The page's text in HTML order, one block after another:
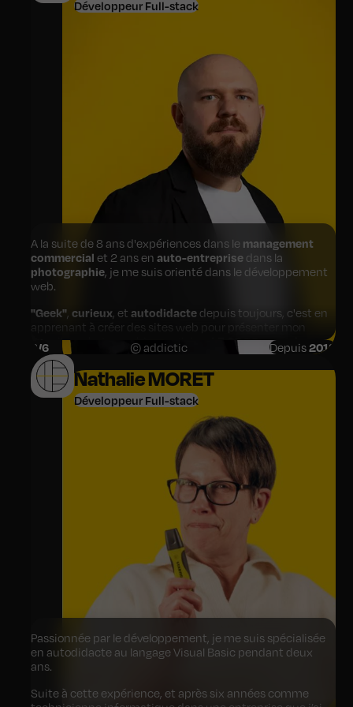
Développeur Full-stack
A la suite de 8 ans d'expériences dans le management
commercial et 2 ans en auto-entreprisedans la
photographie, je me suis orienté dans le développement
web.
"Geek", curieux, et autodidactedepuis toujours, c'est en
apprenant à créer des sites web pour présenter mon
travail en photographie que j'ai eu
LE GROS coup de cœur
pour cet univers.
Ma formation chez OpenClassrooms
2016chezAddictic, me confirment que j'ai fait le bon
choix, j'aurais plaisir de concevoir vos prochaines
sites webet autres
développements sur-mesure
3/6 © addictic Depuis2018
Nathalie MORET
Développeur Full-stack
Passionnée par le développement, je me suis spécialisée
en autodidacte au langage Visual Basic pendant deux
ans.
Suite à cette expérience, et après six années comme